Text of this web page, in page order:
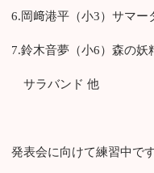
6.岡﨑港平（小3）サマー
7.鈴木音夢（小6）森の妖
サラバンド 他
発表会に向けて練習中で